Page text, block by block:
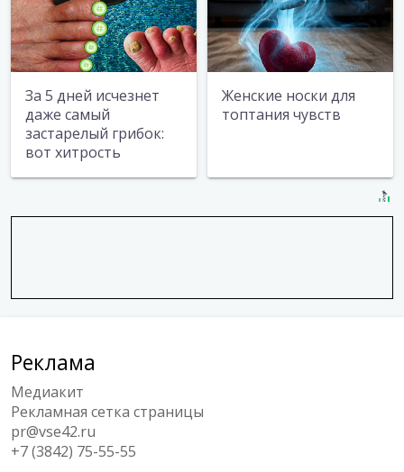
За 5 дней исчезнет
даже самый
застарелый грибок:
вот хитрость
Женские носки для
топтания чувств
Реклама
Медиакит
Рекламная сетка страницы
pr@vse42.ru
+7 (3842) 75-55-55